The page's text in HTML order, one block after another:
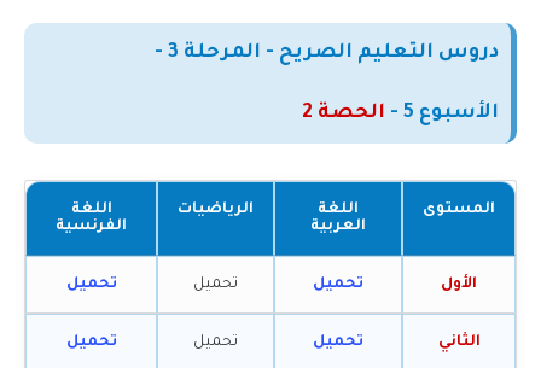
دروس التعليم الصريح - المرحلة 3 -
الأسبوع 5
- الحصة 2
المستوى
اللغة
العربية
الرياضيات
اللغة
الفرنسية
الأول تحميل تحميل تحميل
الثاني تحميل تحميل تحميل